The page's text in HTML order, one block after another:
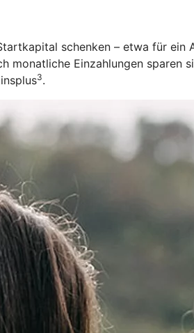
schenken – etwa für ein
monatliche Einzahlungen sparen
3.